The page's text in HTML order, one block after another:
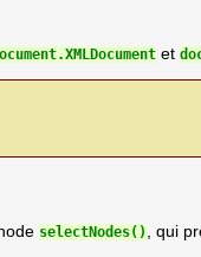
et
selectNodes() , qui